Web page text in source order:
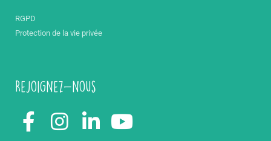
RGPD
Protection de la vie privée
Rejoignez-nous